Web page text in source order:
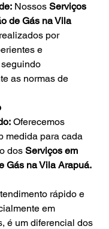
Nossos Serviços
de Gás na Vila
por
e
as normas de
Oferecemos
medida para cada
dos Serviços em
Gás na Vila Arapuá.
rápido e
em
é um diferencial dos